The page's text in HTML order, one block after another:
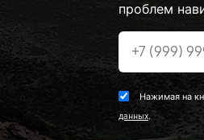
проблем
Нажимая на
данных.